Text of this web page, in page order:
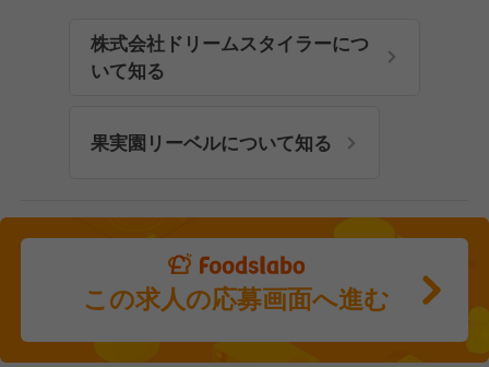
株式会社ドリームスタイラーにつ
いて知る
果実園リーベルについて知る
この求人の応募画面へ進む